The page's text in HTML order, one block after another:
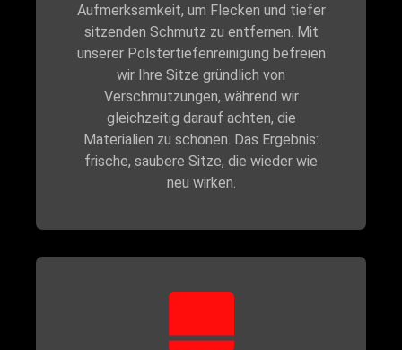
Aufmerksamkeit, um Flecken und tiefer
sitzenden Schmutz zu entfernen. Mit
unserer Polstertiefenreinigung befreien
wir Ihre Sitze gründlich von
Verschmutzungen, während wir
gleichzeitig darauf achten, die
Materialien zu schonen. Das Ergebnis:
frische, saubere Sitze, die wieder wie
neu wirken.